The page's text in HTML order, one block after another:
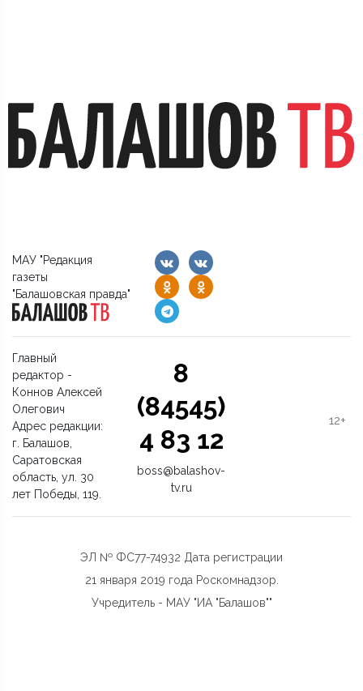
МАУ "Редакция
газеты
"Балашовская правда"
Главный
редактор -
Коннов Алексей
Олегович
Адрес редакции:
г. Балашов,
Саратовская
область, ул. 30
лет Победы, 119.
8
(84545)
4 83 12
boss@balashov-
tv.ru
12+
ЭЛ № ФС77-74932 Дата регистрации
21 января 2019 года Роскомнадзор.
Учредитель - МАУ "ИА "Балашов""